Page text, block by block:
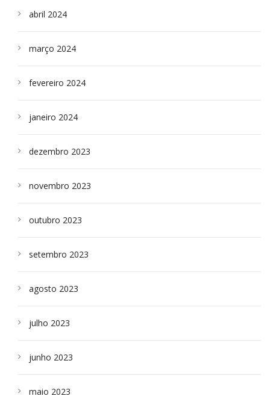
abril 2024
março 2024
fevereiro 2024
janeiro 2024
dezembro 2023
novembro 2023
outubro 2023
setembro 2023
agosto 2023
julho 2023
junho 2023
maio 2023